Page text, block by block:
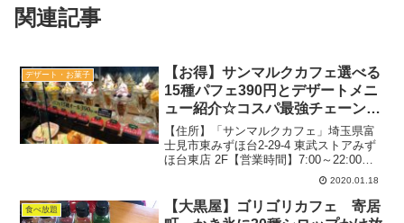
関連記事
デザート・お菓子
【お得】サンマルクカフェ選べる
15種パフェ390円とデザートメニ
ュー紹介☆コスパ最強チェーン店
【全国】
【住所】「サンマルクカフェ」埼玉県富
士見市東みずほ台2-29-4 東武ストアみず
ほ台東店 2F【営業時間】7:00～22:00定
休日：なしTEL：049-275-030982席テー
ブル席駐車場：なし分煙2020.1月（週
末）：19時過ぎ待ち...
2020.01.18
食べ放題
【大黒屋】ゴリゴリカフェ 寄居